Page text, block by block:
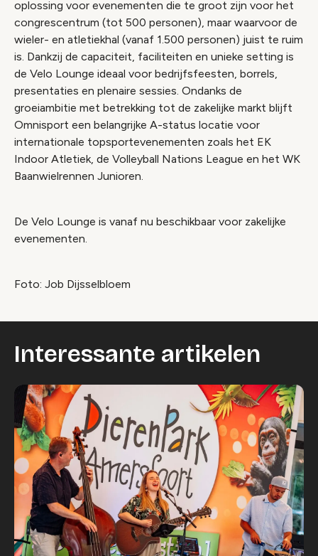
oplossing voor evenementen die te groot zijn voor het
congrescentrum (tot 500 personen), maar waarvoor de
wieler- en atletiekhal (vanaf 1.500 personen) juist te ruim
is. Dankzij de capaciteit, faciliteiten en unieke setting is
de Velo Lounge ideaal voor bedrijfsfeesten, borrels,
presentaties en plenaire sessies. Ondanks de
groeiambitie met betrekking tot de zakelijke markt blijft
Omnisport een belangrijke A-status locatie voor
internationale topsportevenementen zoals het EK
Indoor Atletiek, de Volleyball Nations League en het WK
Baanwielrennen Junioren.
De Velo Lounge is vanaf nu beschikbaar voor zakelijke
evenementen.
Foto: Job Dijsselbloem
Interessante artikelen